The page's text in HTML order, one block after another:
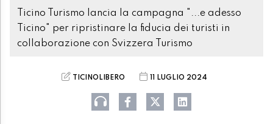
Ticino Turismo lancia la campagna "...e adesso
Ticino" per ripristinare la fiducia dei turisti in
collaborazione con Svizzera Turismo
TICINOLIBERO 11 LUGLIO 2024